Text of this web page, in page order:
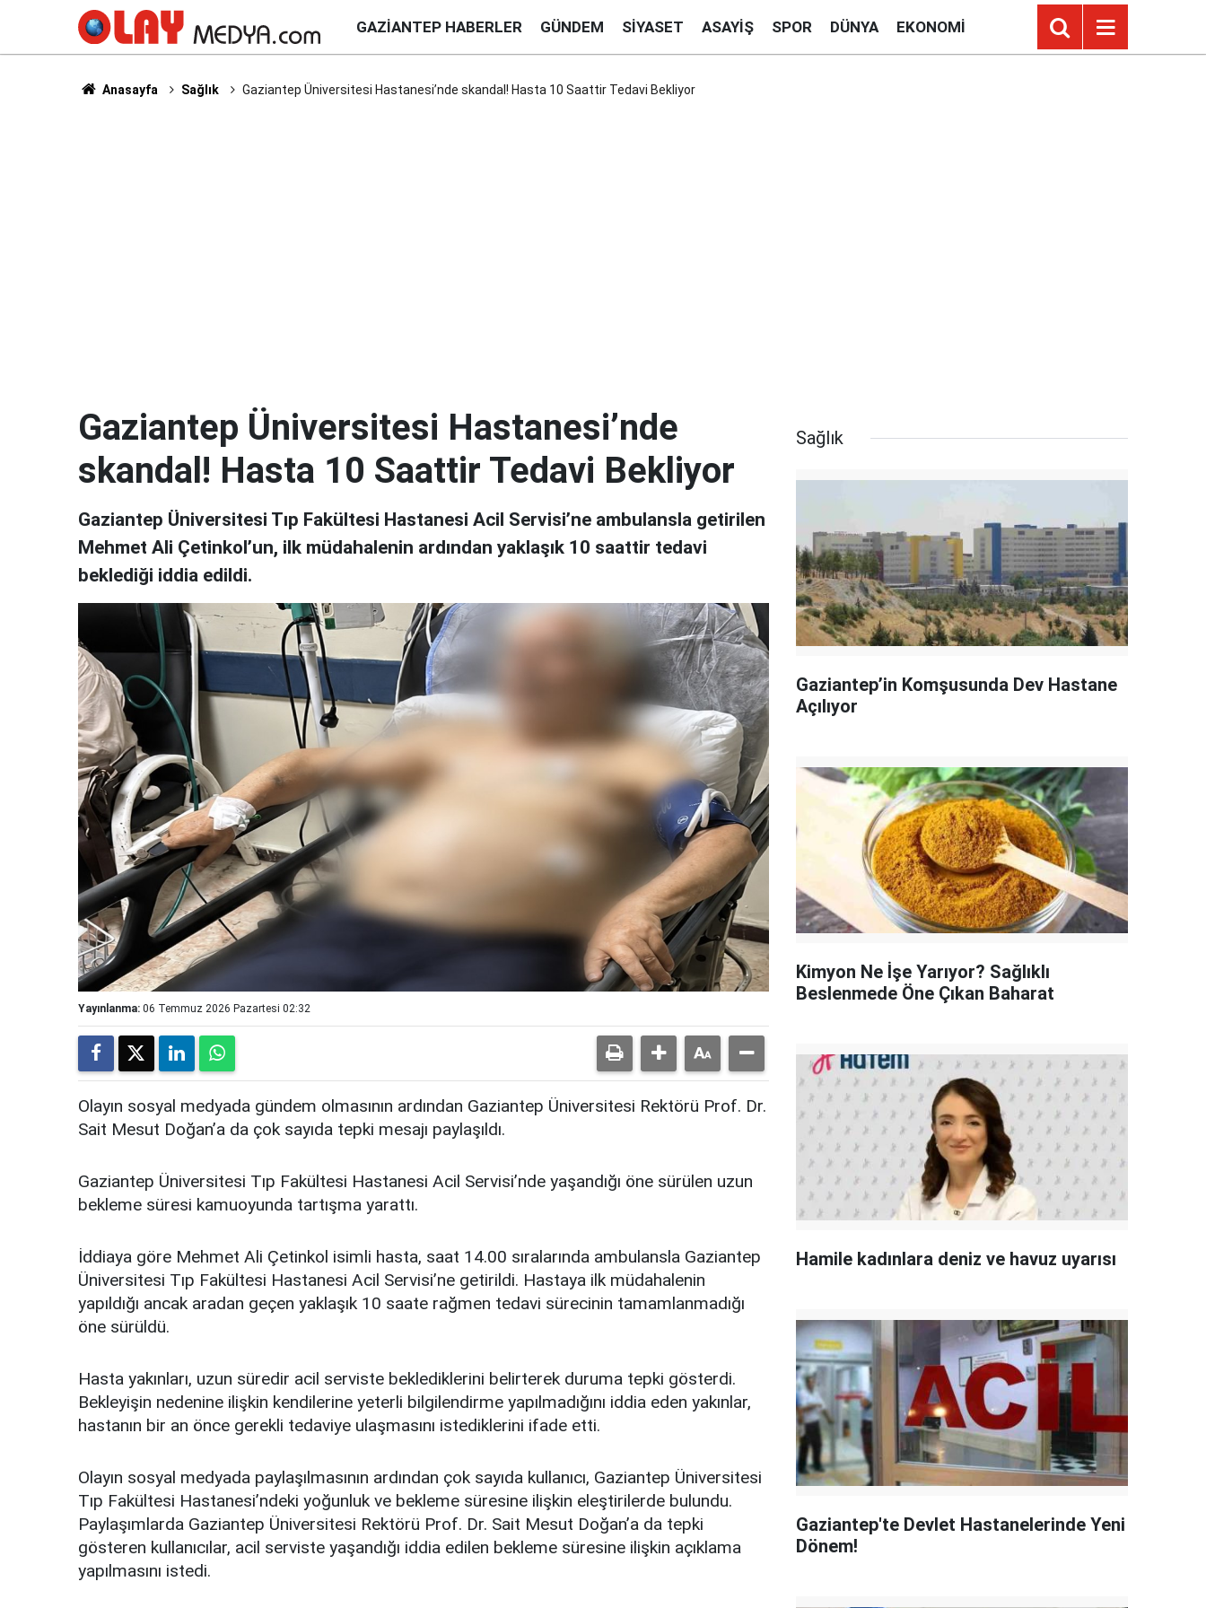
GAZIANTEP HABERLER GÜNDEM SIYASET ASAYIŞ SPOR DÜNYA EKONOMI
Anasayfa Sağlık Gaziantep Üniversitesi Hastanesi’nde skandal! Hasta 10 Saattir Tedavi Bekliyor
Gaziantep Üniversitesi Hastanesi’nde
skandal! Hasta 10 Saattir Tedavi Bekliyor
Gaziantep Üniversitesi Tıp Fakültesi Hastanesi Acil Servisi’ne ambulansla getirilen
Mehmet Ali Çetinkol’un, ilk müdahalenin ardından yaklaşık 10 saattir tedavi
beklediği iddia edildi.
Yayınlanma: 06 Temmuz 2026 Pazartesi 02:32
Olayın sosyal medyada gündem olmasının ardından Gaziantep Üniversitesi Rektörü Prof. Dr.
Sait Mesut Doğan’a da çok sayıda tepki mesajı paylaşıldı.
Gaziantep Üniversitesi Tıp Fakültesi Hastanesi Acil Servisi’nde yaşandığı öne sürülen uzun
bekleme süresi kamuoyunda tartışma yarattı.
İddiaya göre Mehmet Ali Çetinkol isimli hasta, saat 14.00 sıralarında ambulansla Gaziantep
Üniversitesi Tıp Fakültesi Hastanesi Acil Servisi’ne getirildi. Hastaya ilk müdahalenin
yapıldığı ancak aradan geçen yaklaşık 10 saate rağmen tedavi sürecinin tamamlanmadığı
öne sürüldü.
Hasta yakınları, uzun süredir acil serviste beklediklerini belirterek duruma tepki gösterdi.
Bekleyişin nedenine ilişkin kendilerine yeterli bilgilendirme yapılmadığını iddia eden yakınlar,
hastanın bir an önce gerekli tedaviye ulaşmasını istediklerini ifade etti.
Olayın sosyal medyada paylaşılmasının ardından çok sayıda kullanıcı, Gaziantep Üniversitesi
Tıp Fakültesi Hastanesi’ndeki yoğunluk ve bekleme süresine ilişkin eleştirilerde bulundu.
Paylaşımlarda Gaziantep Üniversitesi Rektörü Prof. Dr. Sait Mesut Doğan’a da tepki
gösteren kullanıcılar, acil serviste yaşandığı iddia edilen bekleme süresine ilişkin açıklama
yapılmasını istedi.
Sağlık
Gaziantep’in Komşusunda Dev Hastane
Açılıyor
Kimyon Ne İşe Yarıyor? Sağlıklı
Beslenmede Öne Çıkan Baharat
Hamile kadınlara deniz ve havuz uyarısı
Gaziantep'te Devlet Hastanelerinde Yeni
Dönem!